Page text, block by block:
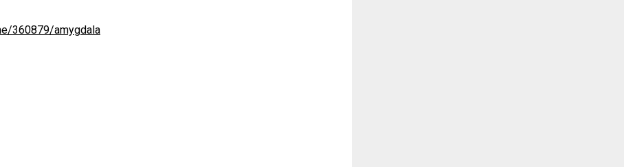
360879/amygdala